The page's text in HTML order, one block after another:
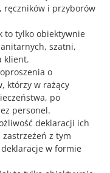
ręczników i przyborów
to tylko obiektywnie
szatni,
klient.
o
którzy w rażący
po
personel.
deklaracji ich
z tym
deklaracje w formie